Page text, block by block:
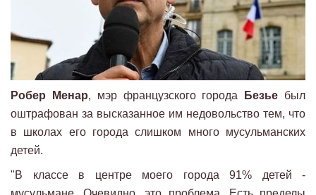
Робер Менар, мэр французского города Безье был
оштрафован за высказанное им недовольство тем, что
в школах его города слишком много мусульманских
детей.
"В классе в центре моего города 91% детей -